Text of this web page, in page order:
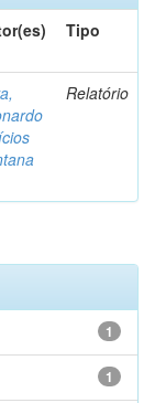
Tipo
Relatório
1
1